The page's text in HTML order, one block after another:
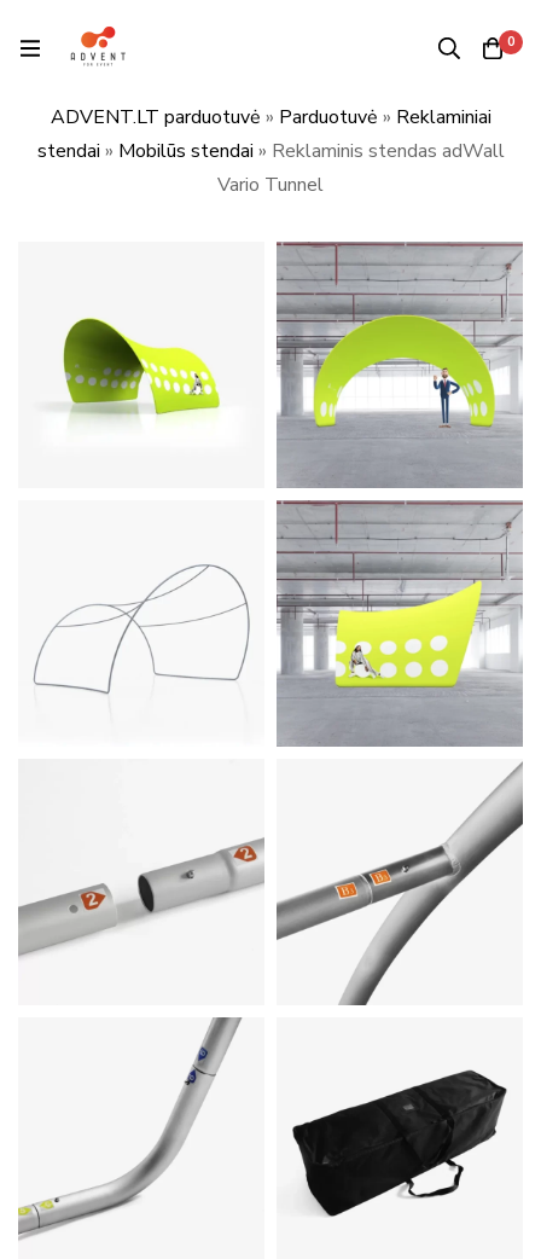
0
ADVENT.LT parduotuvė » Parduotuvė » Reklaminiai
stendai » Mobilūs stendai » Reklaminis stendas adWall
Vario Tunnel